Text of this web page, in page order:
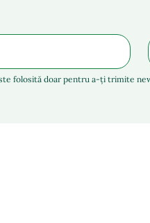
folosită doar pentru a-ți trimite